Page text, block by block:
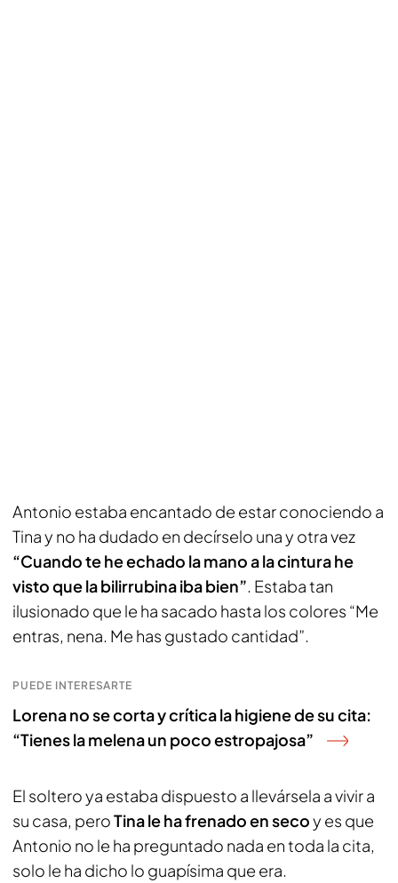
Antonio estaba encantado de estar conociendo a
Tina y no ha dudado en decírselo una y otra vez
“Cuando te he echado la mano a la cintura he
visto que la bilirrubina iba bien”. Estaba tan
ilusionado que le ha sacado hasta los colores “Me
entras, nena. Me has gustado cantidad”.
PUEDE INTERESARTE
Lorena no se corta y crítica la higiene de su cita:
“Tienes la melena un poco estropajosa”
El soltero ya estaba dispuesto a llevársela a vivir a
su casa, peroTina le ha frenado en secoy es que
Antonio no le ha preguntado nada en toda la cita,
solo le ha dicho lo guapísima que era.